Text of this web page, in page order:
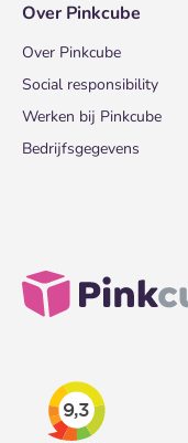
Over Pinkcube
Over Pinkcube
Social responsibility
Werken bij Pinkcube
Bedrijfsgegevens